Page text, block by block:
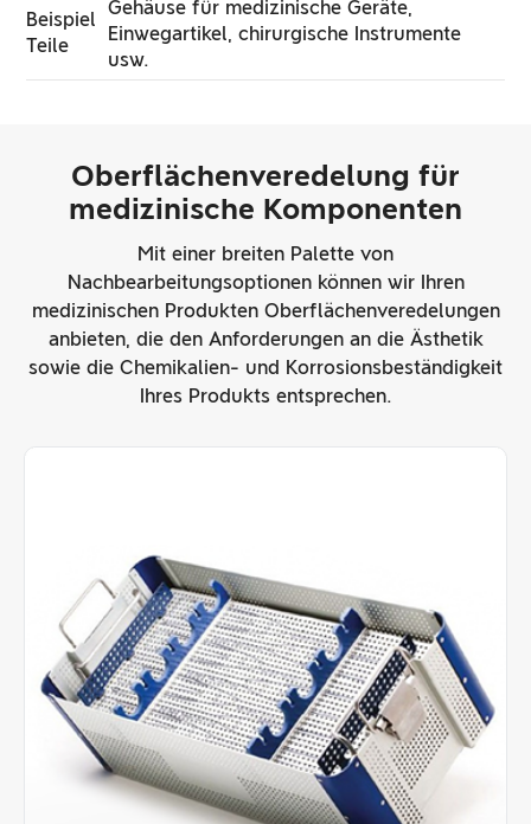
Beispiel
Teile
Gehäuse für medizinische Geräte,
Einwegartikel, chirurgische Instrumente
usw.
Oberflächenveredelung für
medizinische Komponenten
Mit einer breiten Palette von
Nachbearbeitungsoptionen können wir Ihren
medizinischen Produkten Oberflächenveredelungen
anbieten, die den Anforderungen an die Ästhetik
sowie die Chemikalien- und Korrosionsbeständigkeit
Ihres Produkts entsprechen.